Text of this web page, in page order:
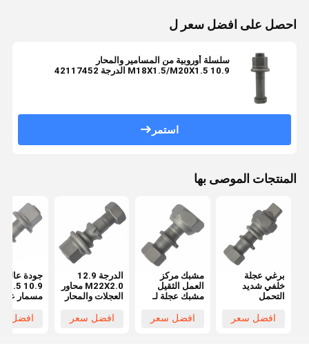
احصل على افضل سعر ل
سلسلة أوروبية من المسامير والمحار
M18X1.5/M20X1.5 10.9 الدرجة 42117452
استمر
المنتجات الموصى بها
برغي عجلة
خلفي شديد
التحمل
Hino FF/MA
افضل سعر
مشبك مركز
العمل الثقيل
مشبك عجلة لـ
الأمامية
افضل سعر
الدرجة 12.9
M22X2.0 محاور
العجلات والمحار
OEM0329613170
افضل سعر
جودة
مسمار
OEM
افضل